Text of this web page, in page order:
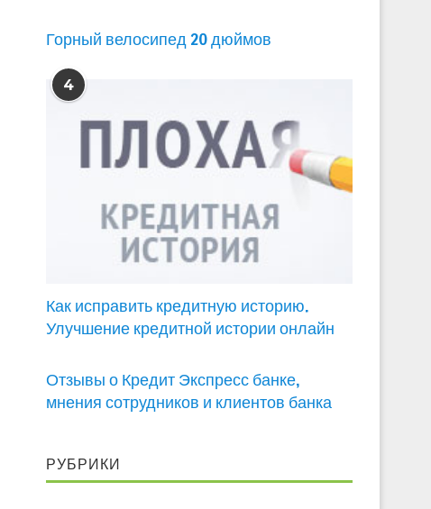
Горный велосипед 20 дюймов
4
Как исправить кредитную историю.
Улучшение кредитной истории онлайн
Отзывы о Кредит Экспресс банке,
мнения сотрудников и клиентов банка
РУБРИКИ